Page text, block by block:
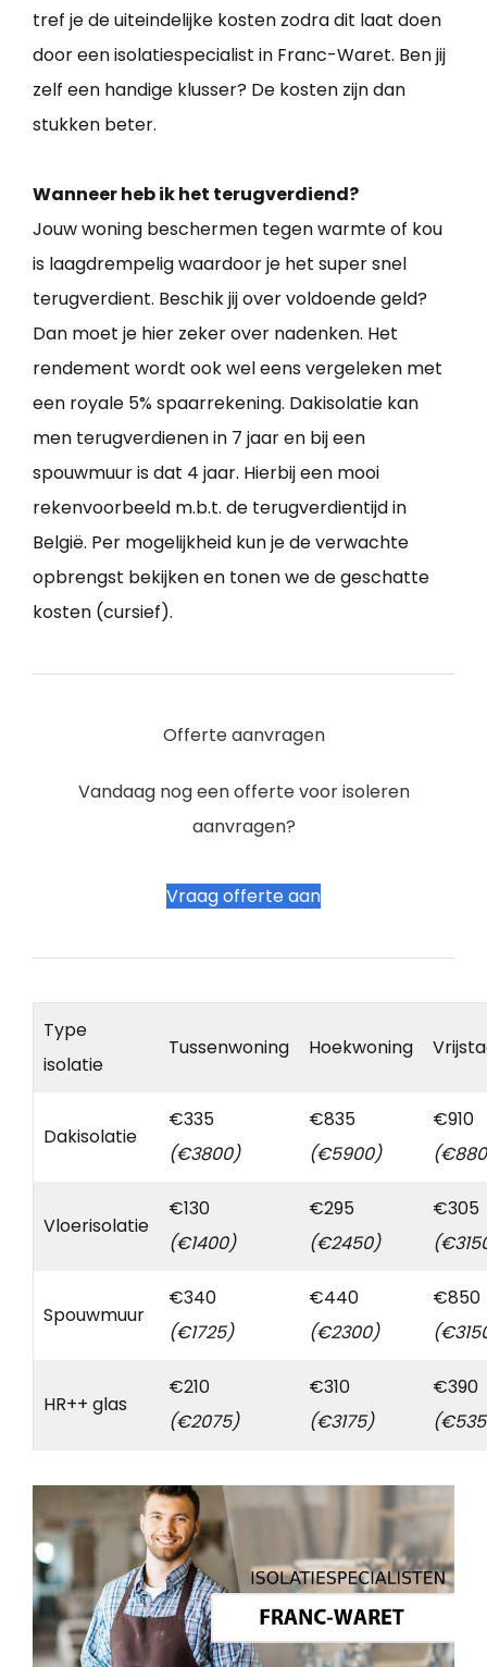
tref je de uiteindelijke kosten zodra dit laat doen
door een isolatiespecialist in Franc-Waret. Ben jij
zelf een handige klusser? De kosten zijn dan
stukken beter.
Wanneer heb ik het terugverdiend?
Jouw woning beschermen tegen warmte of kou
is laagdrempelig waardoor je het super snel
terugverdient. Beschik jij over voldoende geld?
Dan moet je hier zeker over nadenken. Het
rendement wordt ook wel eens vergeleken met
een royale 5% spaarrekening. Dakisolatie kan
men terugverdienen in 7 jaar en bij een
spouwmuur is dat 4 jaar. Hierbij een mooi
rekenvoorbeeld m.b.t. de terugverdientijd in
België. Per mogelijkheid kun je de verwachte
opbrengst bekijken en tonen we de geschatte
kosten (cursief).
Offerte aanvragen
Vandaag nog een offerte voor isoleren
aanvragen?
Vraag offerte aan
Type
isolatie
Tussenwoning Hoekwoning
Dakisolatie
€335
(€3800)
€835
(€5900)
€910
Vloerisolatie
€130
(€1400)
€295
(€2450)
€305
Spouwmuur
€340
(€1725)
€440
(€2300)
€850
HR++ glas
€210
(€2075)
€310
(€3175)
€390